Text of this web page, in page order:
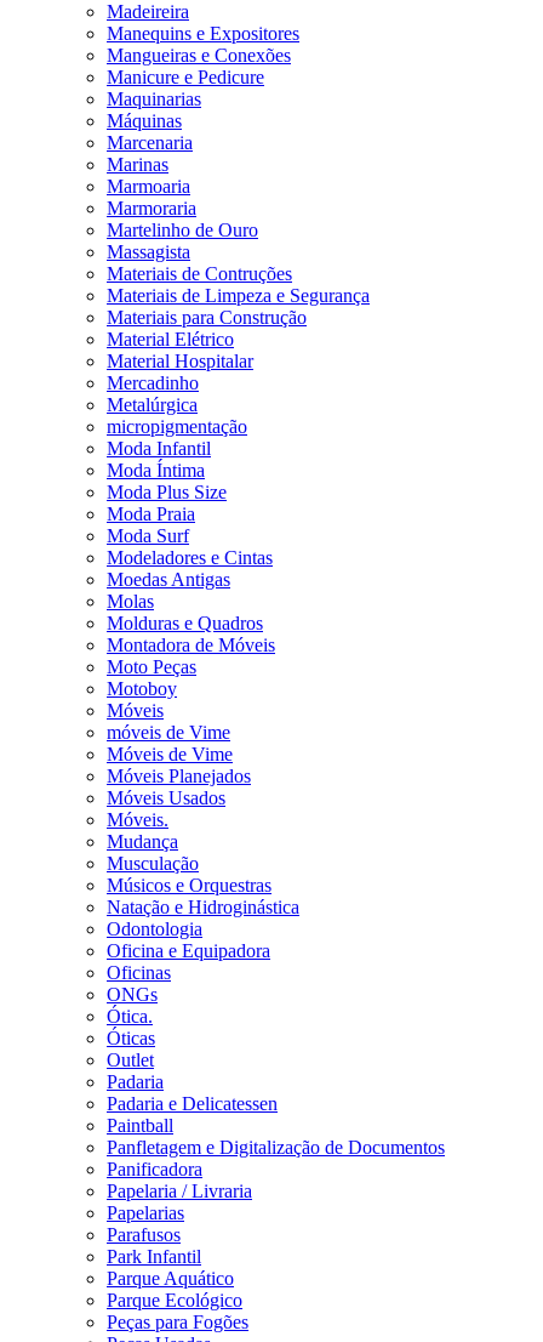
Madeireira
Manequins e Expositores
Mangueiras e Conexões
Manicure e Pedicure
Maquinarias
Máquinas
Marcenaria
Marinas
Marmoaria
Marmoraria
Martelinho de Ouro
Massagista
Materiais de Contruções
Materiais de Limpeza e Segurança
Materiais para Construção
Material Elétrico
Material Hospitalar
Mercadinho
Metalúrgica
micropigmentação
Moda Infantil
Moda Íntima
Moda Plus Size
Moda Praia
Moda Surf
Modeladores e Cintas
Moedas Antigas
Molas
Molduras e Quadros
Montadora de Móveis
Moto Peças
Motoboy
Móveis
móveis de Vime
Móveis de Vime
Móveis Planejados
Móveis Usados
Móveis.
Mudança
Musculação
Músicos e Orquestras
Natação e Hidroginástica
Odontologia
Oficina e Equipadora
Oficinas
ONGs
Ótica.
Óticas
Outlet
Padaria
Padaria e Delicatessen
Paintball
Panfletagem e Digitalização de Documentos
Panificadora
Papelaria / Livraria
Papelarias
Parafusos
Park Infantil
Parque Aquático
Parque Ecológico
Peças para Fogões